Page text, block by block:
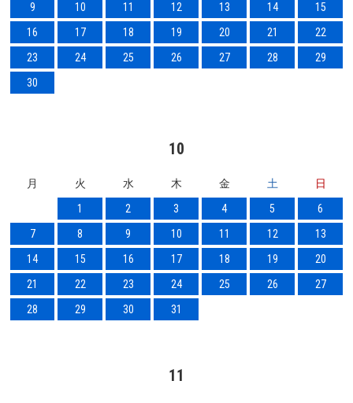
9
10 11 12 13 14
15
16
17 18 19 20 21
22
23
24 25 26 27 28
29
30
10
月 火 水 木 金 土
日
1
2 3 4 5
6
7
8 9 10 11 12
13
14
15 16 17 18 19
20
21
22 23 24 25 26
27
28
29 30 31
11